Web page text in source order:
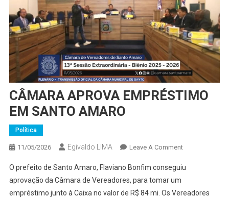
CÂMARA APROVA EMPRÉSTIMO
EM SANTO AMARO
Política
11/05/2026 Egivaldo LIMA Leave A CommentOn
APROVA
EM
O prefeito de Santo Amaro, Flaviano Bonfim conseguiu
aprovação da Câmara de Vereadores, para tomar um
empréstimo junto à Caixa no valor de R$ 84 mi. Os Vereadores